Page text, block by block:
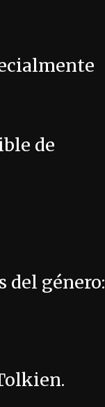
de
del género: